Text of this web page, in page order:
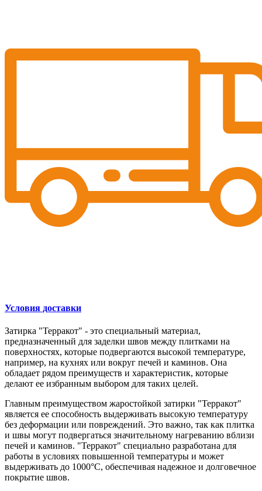
Условия доставки
Затирка "Терракот" - это специальный материал,
предназначенный для заделки швов между плитками на
поверхностях, которые подвергаются высокой температуре,
например, на кухнях или вокруг печей и каминов. Она
обладает рядом преимуществ и характеристик, которые
делают ее избранным выбором для таких целей.
Главным преимуществом жаростойкой затирки "Терракот"
является ее способность выдерживать высокую температуру
без деформации или повреждений. Это важно, так как плитка
и швы могут подвергаться значительному нагреванию вблизи
печей и каминов. "Терракот" специально разработана для
работы в условиях повышенной температуры и может
выдерживать до 1000°С, обеспечивая надежное и долговечное
покрытие швов.